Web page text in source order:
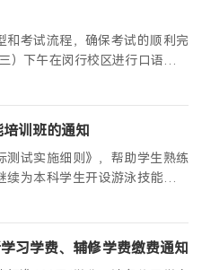
和考试流程，确保考试的顺利完
）下午在闵行校区进行口语考试
使用，无考试成绩。
训班的通知
测试实施细则》，帮助学生熟练
为本科学生开设游泳技能强化
习学费、辅修学费缴费通知